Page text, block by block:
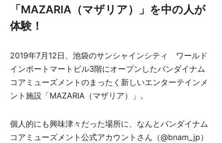
「MAZARIA（マザリア）」を中の人が
体験！
2019年7月12日、池袋のサンシャインシティ ワールド
インポートマートビル3階にオープンしたバンダイナム
コアミューズメントのまったく新しいエンターテインメ
ント施設「MAZARIA（マザリア）」。
個人的にも興味津々だった場所に、なんとバンダイナム
コアミューズメント公式アカウントさん（@bnam_jp）